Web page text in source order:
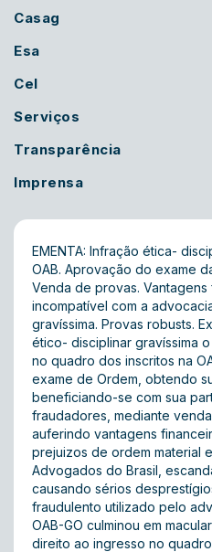
Casag
Esa
Cel
Serviços
Transparência
Imprensa
EMENTA: Infração ética-
OAB. Aprovação do exame
Venda de provas. Vantagens
incompatível com a
gravíssima. Provas robusts.
ético- disciplinar gravíssima
no quadro dos inscritos na
exame de Ordem, obtendo
beneficiando-se com sua
fraudadores, mediante
auferindo vantagens
prejuizos de ordem material
Advogados do Brasil,
causando sérios
fraudulento utilizado pelo
OAB-GO culminou em
direito ao ingresso no